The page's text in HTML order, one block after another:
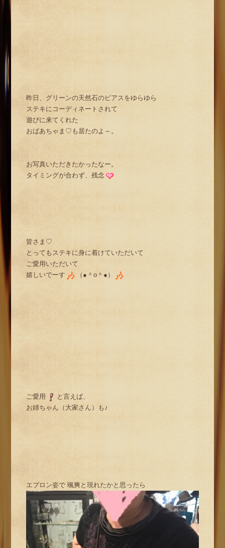
昨日、グリーンの天然石のピアスをゆらゆら
ステキにコーディネートされて
遊びに来てくれた
おばあちゃま♡も居たのよ～。
お写真いただきたかったなー。
タイミングが合わず、残念
皆さま♡
とってもステキに身に着けていただいて
ご愛用いただいて
嬉しいでーす
（●＾o＾●）
ご愛用
と言えば、
お姉ちゃん（大家さん）も♪
エプロン姿で 颯爽と現れたかと思ったら